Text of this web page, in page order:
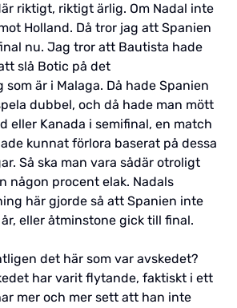
riktigt, riktigt ärlig. Om Nadal inte
Holland. Då tror jag att Spanien
nu. Jag tror att Bautista hade
slå Botic på det
är i Malaga. Då hade Spanien
dubbel, och då hade man mött
eller Kanada i semifinal, en match
kunnat förlora baserat på dessa
Så ska man vara sådär otroligt
någon procent elak. Nadals
här gjorde så att Spanien inte
eller åtminstone gick till final.
det här som var avskedet?
har varit flytande, faktiskt i ett
mer och mer sett att han inte